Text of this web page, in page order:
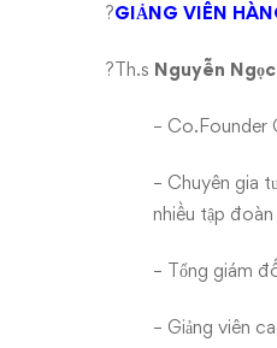
?GIẢNG VIÊN
?Th.s Nguyễn
– Co.Founder
– Chuyên gia
nhiều tập
– Tổng giám
– Giảng viên